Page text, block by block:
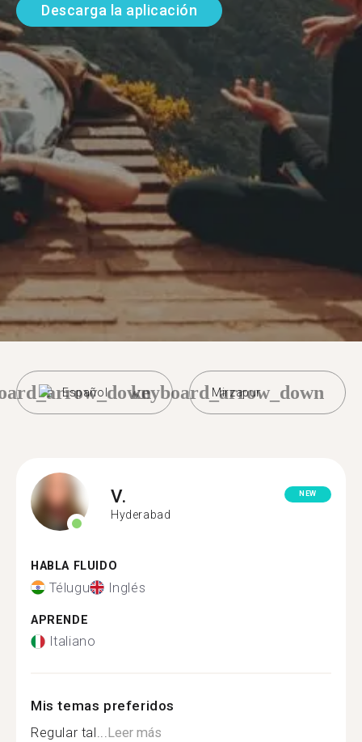
Descarga la aplicación
Español Mirzapur
keyboard_arrow_down
V.
Hyderabad
NEW
HABLA FLUIDO
Télugu Inglés
APRENDE
Italiano
Mis temas preferidos
Regular tal...Leer más